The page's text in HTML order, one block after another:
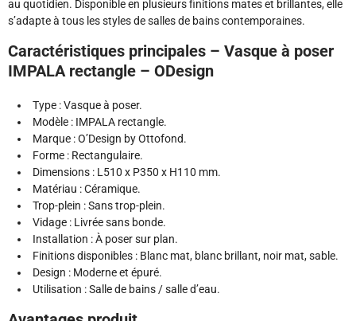
au quotidien. Disponible en plusieurs finitions mates et brillantes, elle
s’adapte à tous les styles de salles de bains contemporaines.
Caractéristiques principales – Vasque à poser
IMPALA rectangle – ODesign
Type : Vasque à poser.
Modèle : IMPALA rectangle.
Marque : O’Design by Ottofond.
Forme : Rectangulaire.
Dimensions : L510 x P350 x H110 mm.
Matériau : Céramique.
Trop-plein : Sans trop-plein.
Vidage : Livrée sans bonde.
Installation : À poser sur plan.
Finitions disponibles : Blanc mat, blanc brillant, noir mat, sable.
Design : Moderne et épuré.
Utilisation : Salle de bains / salle d’eau.